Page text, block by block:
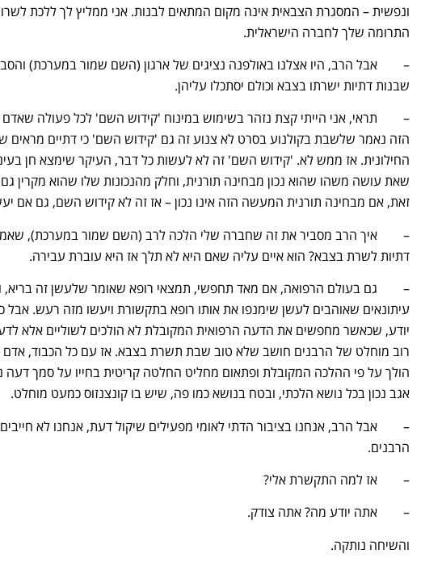
ונפשית – המסגרת הצבאית אינה מקום המתאים לבנות. אני ממליץ לך ללכת
התרומה שלך לחברה הישראלית.
– אבל הרב, היו אצלנו באולפנה נציגים של ארגון (השם שמור במערכת)
שבנות דתיות ישרתו בצבא וכולם יסתכלו עליהן.
– תראי, אני הייתי קצת נזהר בשימוש במינוח 'קידוש השם' לכל פעולה שאדם
הזה נאמר שלשבת בקולנוע בסרט לא צנוע זה גם 'קידוש השם' כי דתיים מראים
החילונית. אז ממש לא. 'קידוש השם' זה לא לעשות כל דבר, העיקר שימצא חן
שאת עושה משהו שהוא נכון מבחינה תורנית, וחלק מהנכונות שלו שהוא מקרין
זאת, אם מבחינה תורנית המעשה הזה אינו נכון – אז זה לא קידוש השם, גם אם
– איך הרב מסביר את זה שחברה שלי הלכה לרב (השם שמור במערכת),
דתיות לשרת בצבא? הוא איים עליה שאם היא לא תלך אז היא עוברת עבירה.
– גם בעולם הרפואה, אם מאד תחפשי, תמצאי רופא שאומר שלעשן זה בריא,
עיתונאים שאוהבים לעשן שימנפו את אותו רופא בתקשורת ויעשו מזה רעש. אבל
יודע, שכאשר מחפשים את הדעה הרפואית המקובלת לא הולכים לשוליים אלא
רוב מוחלט של הרבנים חושב שלא טוב שבת תשרת בצבא. אז עם כל הכבוד, אדם
הולך על פי ההלכה המקובלת ופתאום מחליט החלטה קריטית בחייו על סמך דעה
אגב נכון בכל נושא הלכתי, ובטח בנושא כמו פה, שיש בו קונצנזוס כמעט מוחלט.
– אבל הרב, אנחנו בציבור הדתי לאומי מפעילים שיקול דעת, אנחנו לא
הרבנים.
– אז למה התקשרת אלי?
– אתה יודע מה? אתה צודק.
והשיחה נותקה.